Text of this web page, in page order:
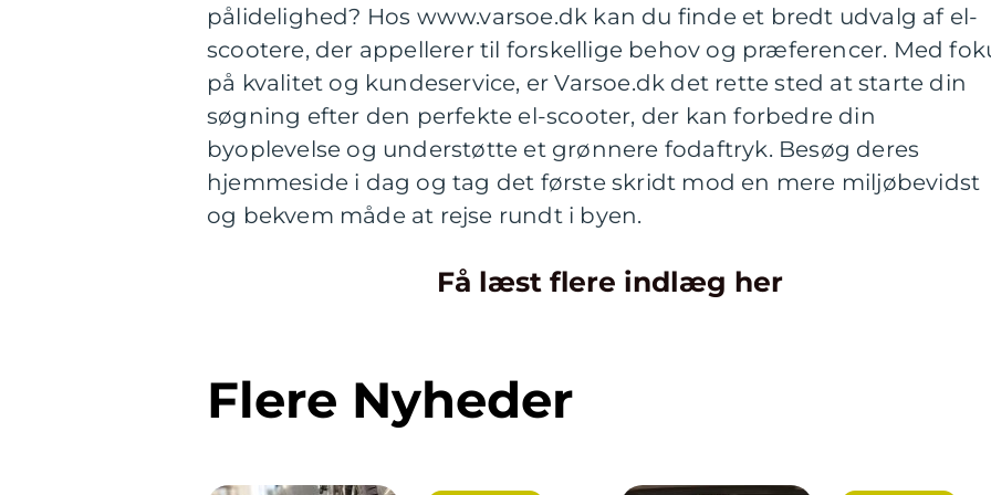
pålidelighed? Hos www.varsoe.dk kan du finde et bredt udvalg af el-
scootere, der appellerer til forskellige behov og præferencer. Med
på kvalitet og kundeservice, er Varsoe.dk det rette sted at starte din
søgning efter den perfekte el-scooter, der kan forbedre din
byoplevelse og understøtte et grønnere fodaftryk. Besøg deres
hjemmeside i dag og tag det første skridt mod en mere miljøbevidst
og bekvem måde at rejse rundt i byen.
Få læst flere indlæg her
Flere Nyheder